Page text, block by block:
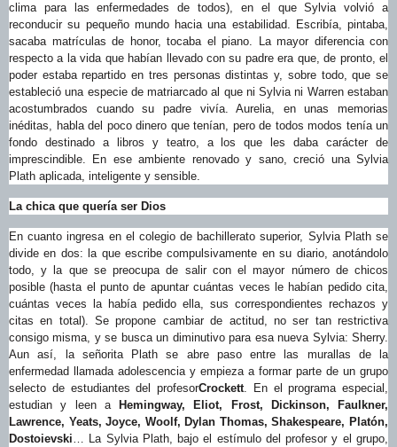
clima para las enfermedades de todos), en el que Sylvia volvió a
reconducir su pequeño mundo hacia una estabilidad. Escribía, pintaba,
sacaba matrículas de honor, tocaba el piano. La mayor diferencia con
respecto a la vida que habían llevado con su padre era que, de pronto, el
poder estaba repartido en tres personas distintas y, sobre todo, que se
estableció una especie de matriarcado al que ni Sylvia ni Warren estaban
acostumbrados cuando su padre vivía. Aurelia, en unas memorias
inéditas, habla del poco dinero que tenían, pero de todos modos tenía un
fondo destinado a libros y teatro, a los que les daba carácter de
imprescindible. En ese ambiente renovado y sano, creció una Sylvia
Plath aplicada, inteligente y sensible.
La chica que quería ser Dios
En cuanto ingresa en el colegio de bachillerato superior, Sylvia Plath se
divide en dos: la que escribe compulsivamente en su diario, anotándolo
todo, y la que se preocupa de salir con el mayor número de chicos
posible (hasta el punto de apuntar cuántas veces le habían pedido cita,
cuántas veces la había pedido ella, sus correspondientes rechazos y
citas en total). Se propone cambiar de actitud, no ser tan restrictiva
consigo misma, y se busca un diminutivo para esa nueva Sylvia: Sherry.
Aun así, la señorita Plath se abre paso entre las murallas de la
enfermedad llamada adolescencia y empieza a formar parte de un grupo
selecto de estudiantes del profesorCrockett. En el programa especial,
estudian y leen a
Hemingway, Eliot, Frost, Dickinson, Faulkner,
Lawrence, Yeats, Joyce, Woolf, Dylan Thomas, Shakespeare, Platón,
Dostoievski… La Sylvia Plath, bajo el estímulo del profesor y el grupo,